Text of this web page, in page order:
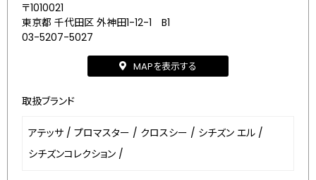
〒1010021
東京都 千代田区 外神田1-12-1 B1
03-5207-5027
MAPを表示する
取扱ブランド
アテッサ / プロマスター / クロスシー / シチズン エル /
シチズンコレクション /